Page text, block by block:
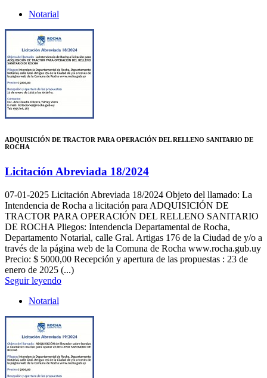
Notarial
ADQUISICIÓN DE TRACTOR PARA OPERACIÓN DEL RELLENO SANITARIO DE
ROCHA
Licitación Abreviada 18/2024
07-01-2025 Licitación Abreviada 18/2024 Objeto del llamado: La
Intendencia de Rocha a licitación para ADQUISICIÓN DE
TRACTOR PARA OPERACIÓN DEL RELLENO SANITARIO
DE ROCHA Pliegos: Intendencia Departamental de Rocha,
Departamento Notarial, calle Gral. Artigas 176 de la Ciudad de y/o a
través de la página web de la Comuna de Rocha www.rocha.gub.uy
Precio: $ 5000,00 Recepción y apertura de las propuestas : 23 de
enero de 2025 (...)
Seguir leyendo
Notarial